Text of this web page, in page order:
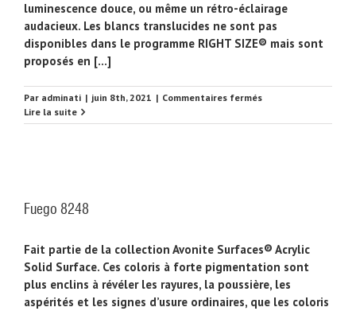
luminescence douce, ou même un rétro-éclairage
audacieux. Les blancs translucides ne sont pas
disponibles dans le programme RIGHT SIZE® mais sont
proposés en [...]
Par adminati | juin 8th, 2021 | Commentaires ferméssur
Blue
Lire la suite
Fuego 8248
Fait partie de la collection Avonite Surfaces® Acrylic
Solid Surface. Ces coloris à forte pigmentation sont
plus enclins à révéler les rayures, la poussière, les
aspérités et les signes d’usure ordinaires, que les coloris